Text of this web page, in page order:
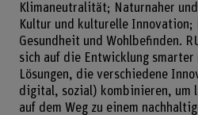
Klimaneutralität; Naturnaher
Kultur und kulturelle Innovation;
Gesundheit und Wohlbefinden.
sich auf die Entwicklung
Lösungen, die verschiedene
digital, sozial) kombinieren, um
auf dem Weg zu einem